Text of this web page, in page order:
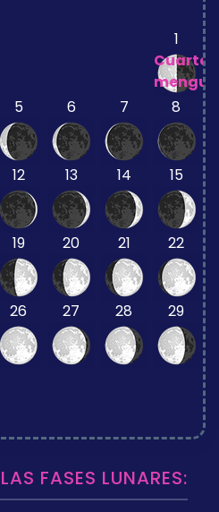
1
Cuarto
5 6 7 8
12 13 14 15
19 20 21 22
26 27 28 29
FASES LUNARES: